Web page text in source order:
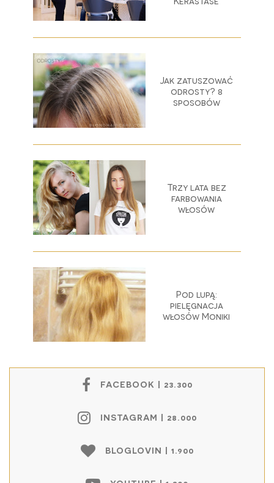
Jak zatuszować
odrosty? 8
sposobów
Trzy lata bez
farbowania
włosów
Pod lupą:
pielęgnacja
włosów Moniki
FACEBOOK | 23.300
INSTAGRAM | 28.000
BLOGLOVIN | 1.900